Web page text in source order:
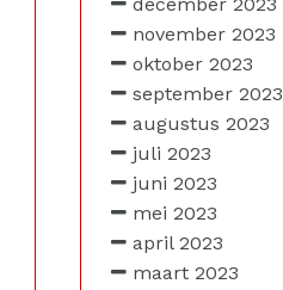
november 2023
oktober 2023
september 2023
augustus 2023
juli 2023
juni 2023
mei 2023
april 2023
maart 2023